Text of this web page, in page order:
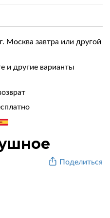
Москва завтра или другой
и другие варианты
Поделиться